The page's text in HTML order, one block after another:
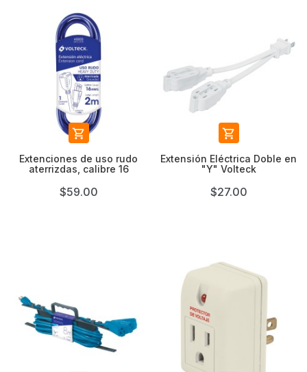

Extenciones de uso rudo
aterrizdas, calibre 16
$59.00

Extensión Eléctrica Doble en
"Y" Volteck
$27.00